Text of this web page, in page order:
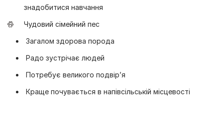
знадобитися навчання
Чудовий сімейний пес
Загалом здорова порода
Радо зустрічає людей
Потребує великого подвір’я
Краще почувається в напівсільській місцевості